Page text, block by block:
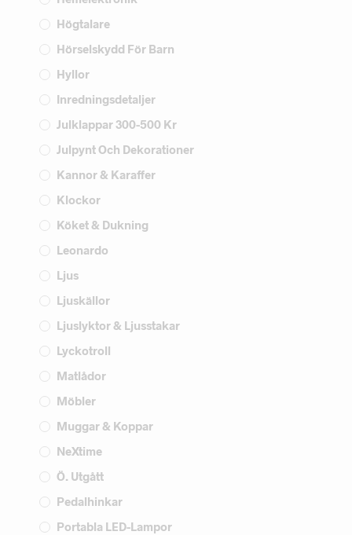
Högtalare
Hörselskydd För Barn
Hyllor
Inredningsdetaljer
Julklappar 300-500 Kr
Julpynt Och Dekorationer
Kannor & Karaffer
Klockor
Köket & Dukning
Leonardo
Ljus
Ljuskällor
Ljuslyktor & Ljusstakar
Lyckotroll
Matlådor
Möbler
Muggar & Koppar
NeXtime
Ö. Utgått
Pedalhinkar
Portabla LED-Lampor